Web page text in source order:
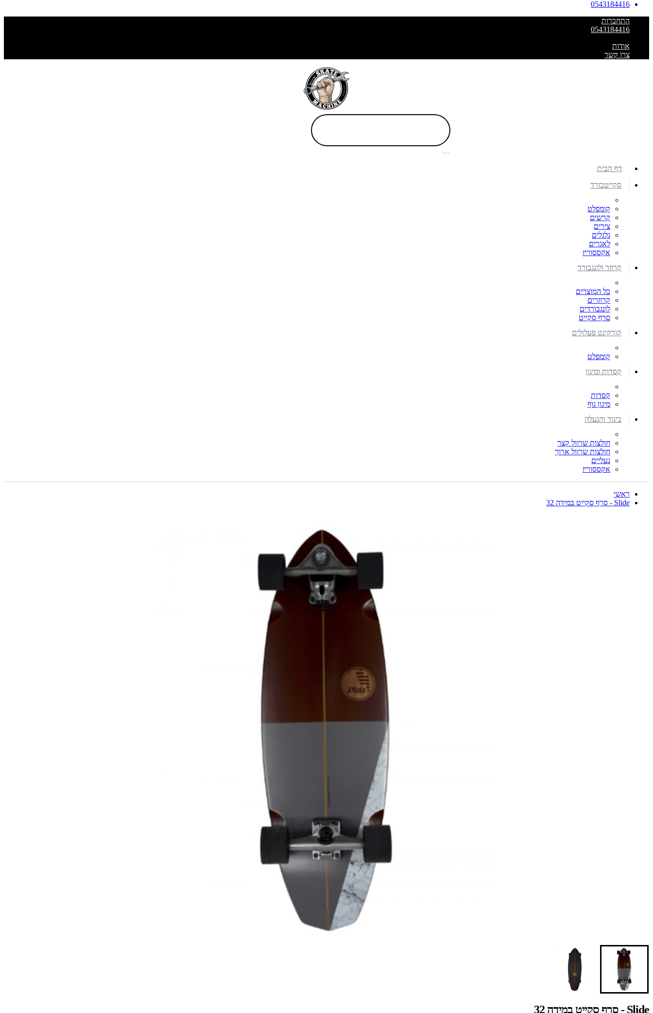
0543184416
התחברות
0543184416
אודות
צרו קשר
דף הבית
סקייטבורד
קומפלט
קרשים
צירים
גלגלים
לאגרים
אקססוריז
קרוזר ולונגבורד
כל המוצרים
קרוזרים
לונגבורדים
סרף סקייט
קורקינט פעלולים
קומפלט
קסדות ומיגון
קסדות
מיגון גוף
ביגוד והנעלה
חולצות שרוול קצר
חולצות שרוול ארוך
נעליים
אקססוריז
ראשי
Slide - סרף סקייט במידה 32
Slide - סרף סקייט במידה 32